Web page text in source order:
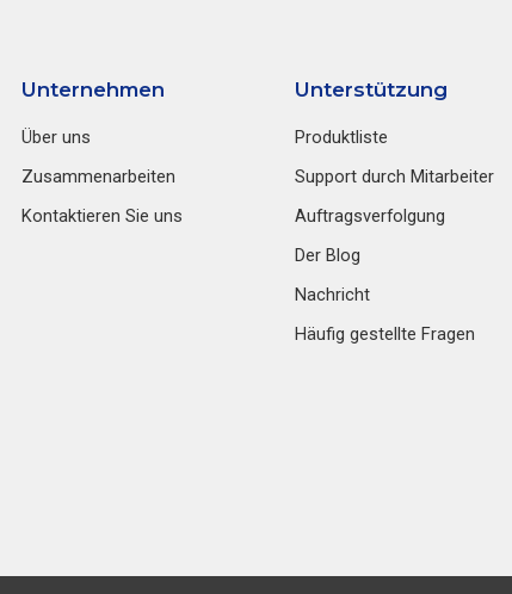
Unternehmen
Über uns
Zusammenarbeiten
Kontaktieren Sie uns
Unterstützung
Produktliste
Support durch Mitarbeiter
Auftragsverfolgung
Der Blog
Nachricht
Häufig gestellte Fragen